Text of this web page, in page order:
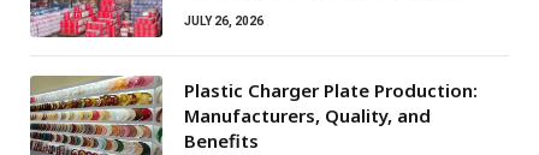
JULY 26, 2026
Plastic Charger Plate Production:
Manufacturers, Quality, and
Benefits